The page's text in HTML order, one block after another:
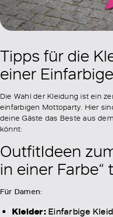
Tipps für die
einer
Die Wahl der Kleidung ist ein
einfarbigen Mottoparty. Hier
deine Gäste das Beste aus
könnt:
OutfitIdeen
in einer Farbe“
Für Damen:
Kleider:Einfarbige